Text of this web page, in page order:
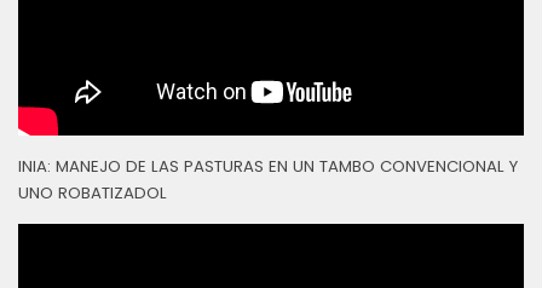
INIA: MANEJO DE LAS PASTURAS EN UN TAMBO CONVENCIONAL Y
UNO ROBATIZADOL